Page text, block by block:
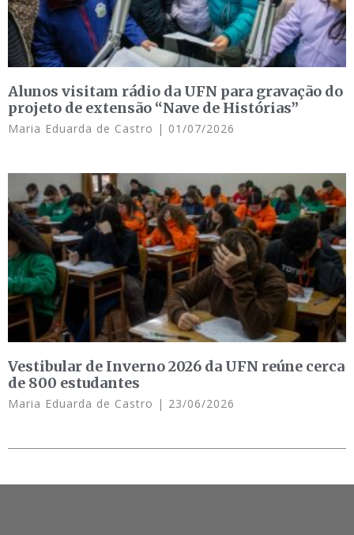
Alunos visitam rádio da UFN para gravação do
projeto de extensão “Nave de Histórias”
Maria Eduarda de Castro 01/07/2026
Vestibular de Inverno 2026 da UFN reúne cerca
de 800 estudantes
Maria Eduarda de Castro 23/06/2026